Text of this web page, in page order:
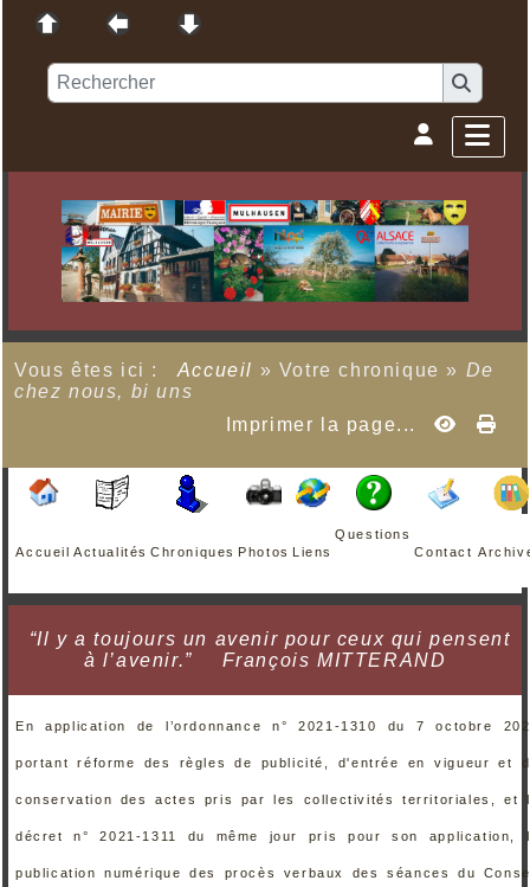
Vous êtes ici : Accueil » Votre chronique » De
chez nous, bi uns
Imprimer la page...
Accueil Actualités Chroniques Photos Liens
Questions
Contact
“Il y a toujours un avenir pour ceux qui pensent
à l’avenir.”
François MITTERAND
En application de l’ordonnance n° 2021-1310 du 7 octobre
portant réforme des règles de publicité, d'entrée en vigueur et
conservation des actes pris par les collectivités territoriales, et
décret n° 2021-1311 du même jour pris pour son application,
publication numérique des procès verbaux des séances du